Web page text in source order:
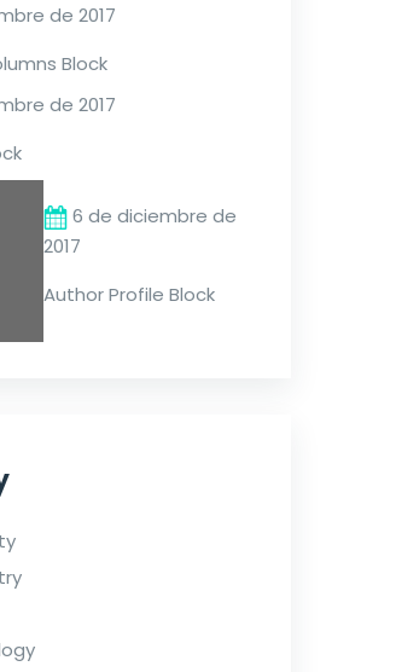
de 2017
Block
de 2017
6 de diciembre de
2017
Author Profile Block